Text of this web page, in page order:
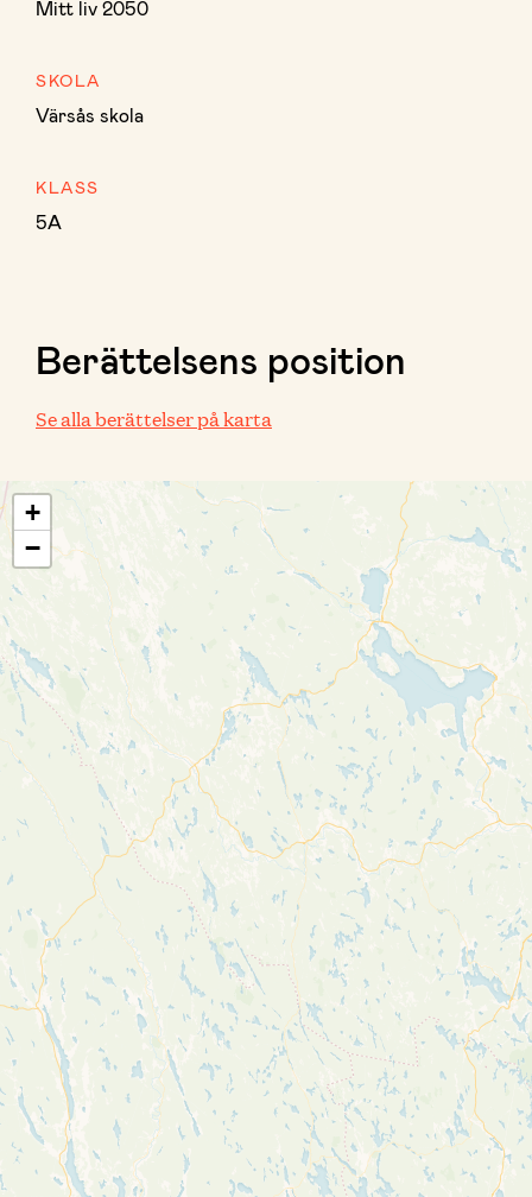
Mitt liv 2050
SKOLA
Värsås skola
KLASS
5A
Berättelsens position
Se alla berättelser på karta
+
−